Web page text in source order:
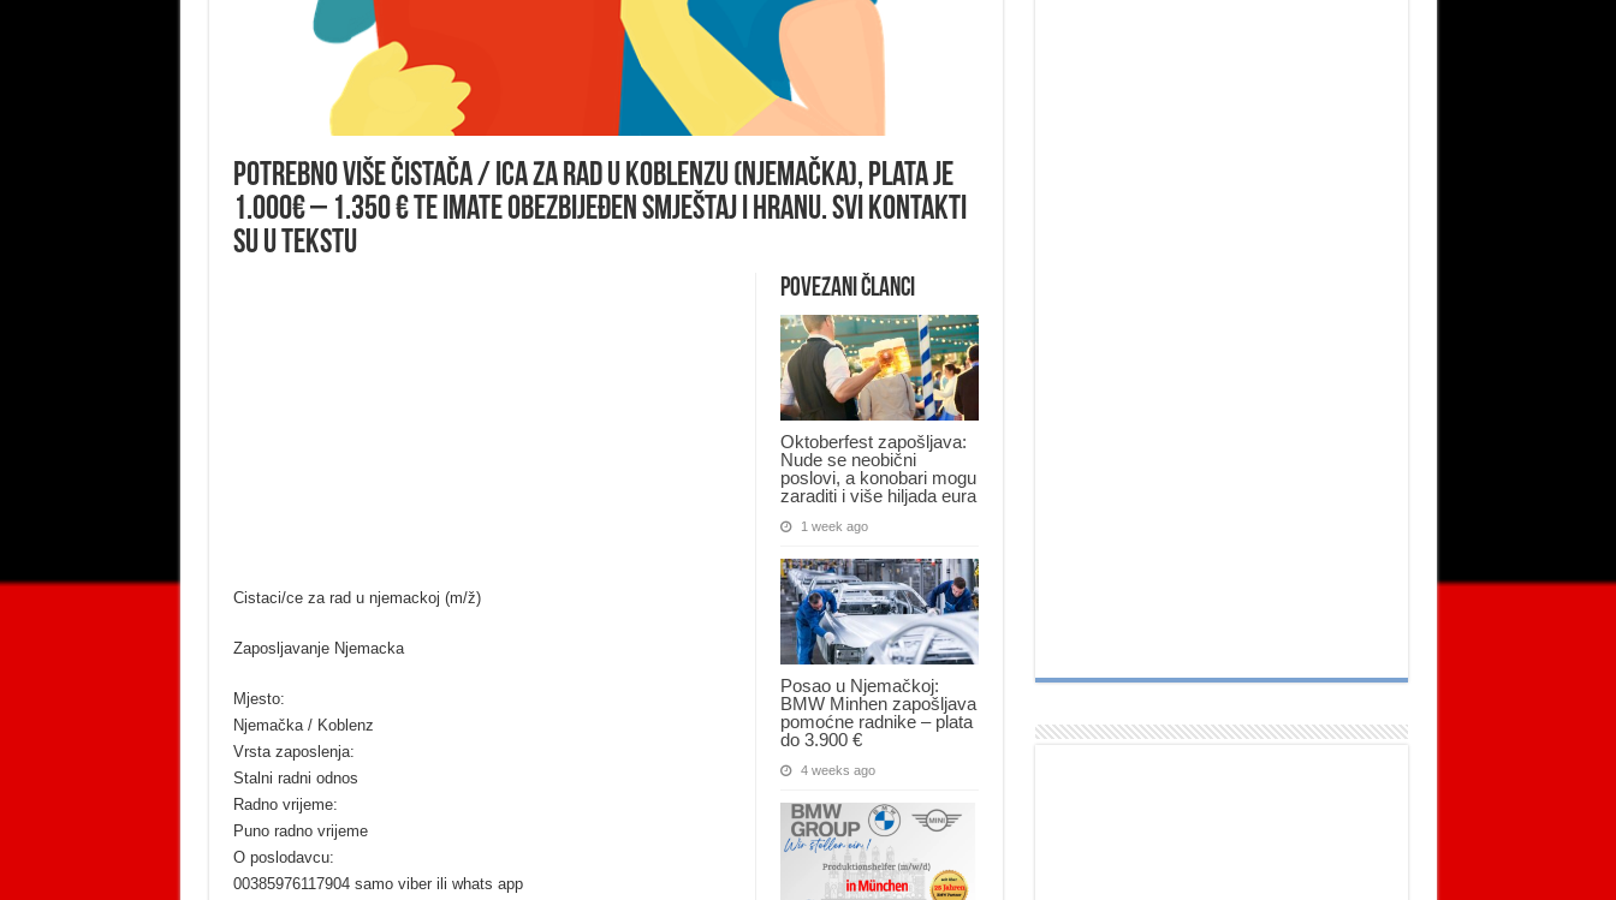
Potrebno više Čistača / ica za rad u Koblenzu (Njemačka), plata je
1.000€ – 1.350 € te imate obezbijeđen smještaj i hranu. Svi kontakti
su u tekstu
Povezani članci
Oktoberfest zapošljava:
Nude se neobični
poslovi, a konobari mogu
zaraditi i više hiljada eura
1 week ago
Posao u Njemačkoj:
BMW Minhen zapošljava
pomoćne radnike – plata
do 3.900 €
4 weeks ago
Cistaci/ce za rad u njemackoj (m/ž)
Zaposljavanje Njemacka
Mjesto:
Njemačka / Koblenz
Vrsta zaposlenja:
Stalni radni odnos
Radno vrijeme:
Puno radno vrijeme
O poslodavcu:
00385976117904 samo viber ili whats app